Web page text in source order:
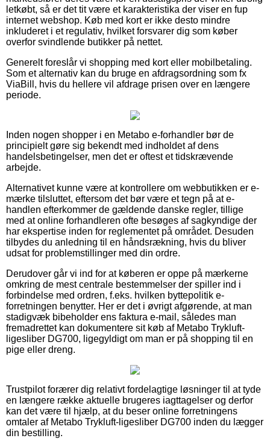
letkøbt, så er det tit være et karakteristika der viser en fup
internet webshop. Køb med kort er ikke desto mindre
inkluderet i et regulativ, hvilket forsvarer dig som køber
overfor svindlende butikker på nettet.
Generelt foreslår vi shopping med kort eller mobilbetaling.
Som et alternativ kan du bruge en afdragsordning som fx
ViaBill, hvis du hellere vil afdrage prisen over en længere
periode.
Inden nogen shopper i en Metabo e-forhandler bør de
principielt gøre sig bekendt med indholdet af dens
handelsbetingelser, men det er oftest et tidskrævende
arbejde.
Alternativet kunne være at kontrollere om webbutikken er e-
mærke tilsluttet, eftersom det bør være et tegn på at e-
handlen efterkommer de gældende danske regler, tillige
med at online forhandleren ofte besøges af sagkyndige der
har ekspertise inden for reglementet på området. Desuden
tilbydes du anledning til en håndsrækning, hvis du bliver
udsat for problemstillinger med din ordre.
Derudover går vi ind for at køberen er oppe på mærkerne
omkring de mest centrale bestemmelser der spiller ind i
forbindelse med ordren, f.eks. hvilken byttepolitik e-
forretningen benytter. Her er det i øvrigt afgørende, at man
stadigvæk bibeholder ens faktura e-mail, således man
fremadrettet kan dokumentere sit køb af Metabo Trykluft-
ligesliber DG700, ligegyldigt om man er på shopping til en
pige eller dreng.
Trustpilot forærer dig relativt fordelagtige løsninger til at tyde
en længere række aktuelle brugeres iagttagelser og derfor
kan det være til hjælp, at du beser online forretningens
omtaler af Metabo Trykluft-ligesliber DG700 inden du lægger
din bestilling.